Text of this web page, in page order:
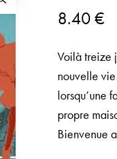
8.40€
Voilà treize
nouvelle
lorsqu’une
propre
Bienvenue